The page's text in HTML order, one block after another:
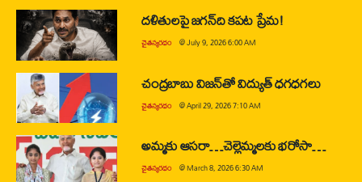
దళితులపై జగన్‌ది కపట ప్రేమ!
చైతన్యరధం @July 9, 2026 6:00 AM
చంద్రబాబు విజన్‌తో విద్యుత్ ధగధగలు
చైతన్యరధం @April 29, 2026 7:10 AM
అమ్మకు ఆసరా…చెల్లెమ్మలకు భరోసా…
చైతన్యరధం @March 8, 2026 6:30 AM